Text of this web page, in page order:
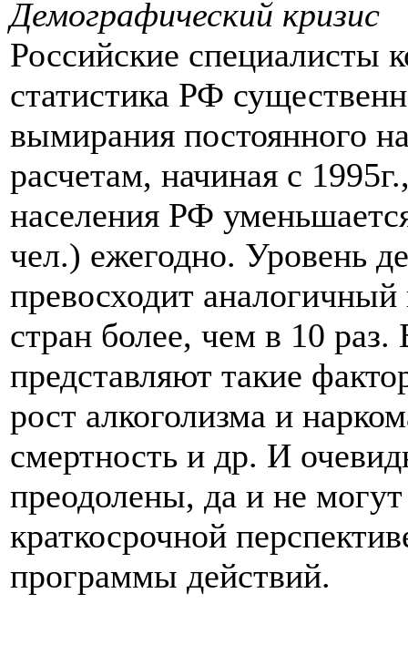
Демографический кризис
Российские специалисты
статистика РФ
вымирания постоянного
расчетам, начиная с
населения РФ
чел.) ежегодно. Уровень
превосходит аналогичный
стран более, чем в 10
представляют такие
рост алкоголизма и
смертность и др. И
преодолены, да и не
краткосрочной
программы действий.